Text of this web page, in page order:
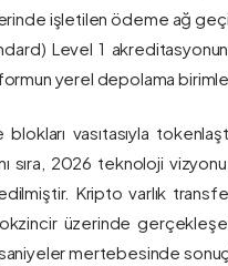
işletilen ödeme ağ
Level 1
yerel depolama
vasıtasıyla
sıra, 2026 teknoloji
Kripto varlık
üzerinde
mertebesinde